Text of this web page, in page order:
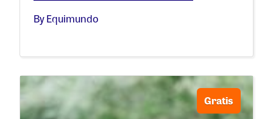
By Equimundo
Gratis